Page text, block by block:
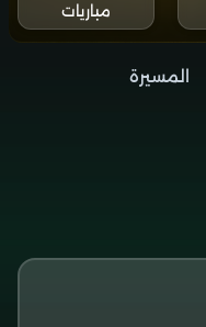
مباريات
المسيرة